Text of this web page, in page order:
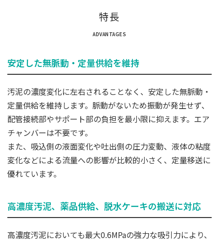
特長
ADVANTAGES
安定した無脈動・定量供給を維持
汚泥の濃度変化に左右されることなく、安定した無脈動・
定量供給を維持します。脈動がないため振動が発生せず、
配管接続部やサポート部の負担を最小限に抑えます。エア
チャンバーは不要です。
また、吸込側の液面変化や吐出側の圧力変動、液体の粘度
変化などによる流量への影響が比較的小さく、定量移送に
優れています。
高濃度汚泥、薬品供給、脱水ケーキの搬送に対応
高濃度汚泥においても最大0.6MPaの強力な吸引力により、